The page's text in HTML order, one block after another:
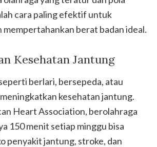
cara paling efektif untuk
mempertahankan berat badan ideal.
Kesehatan Jantung
berlari, bersepeda, atau
kesehatan jantung.
Heart Association, berolahraga
150 menit setiap minggu bisa
penyakit jantung, stroke, dan